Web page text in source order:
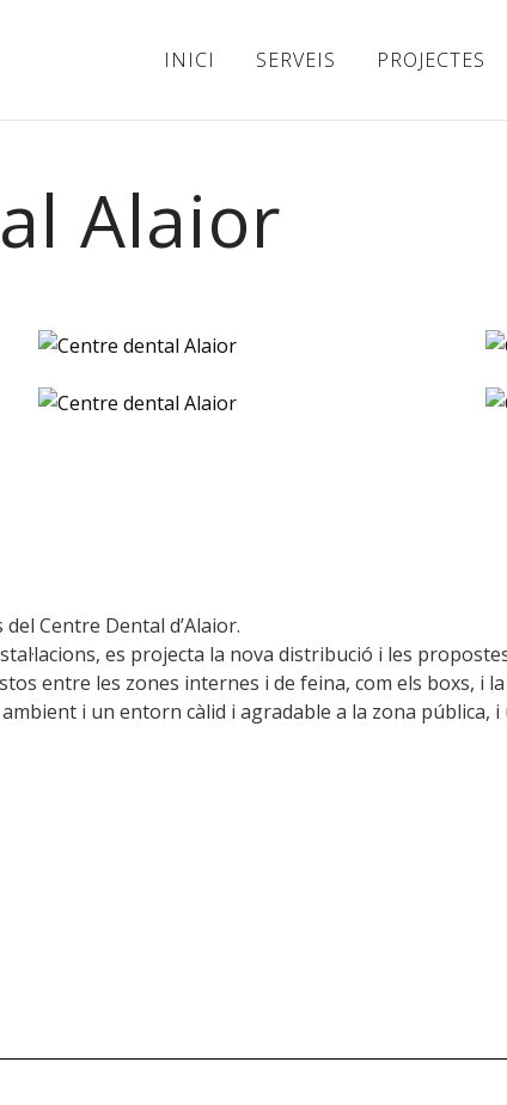
INICI SERVEIS PROJECTES
Alaior
Centre Dental d’Alaior.
es projecta la nova distribució i les
entre les zones internes i de feina, com els boxs, i
i un entorn càlid i agradable a la zona pública, i